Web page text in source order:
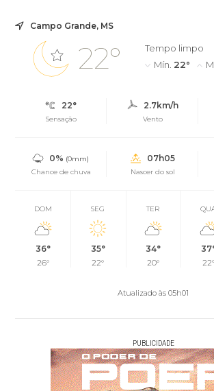
Campo Grande, MS
22°
Tempo limpo
Mín. 22°
22°
Sensação
2.7km/h
Vento
0% (0mm)
Chance de chuva
07h05
Nascer do sol
DOM
36°
26°
SEG
35°
22°
TER
34°
20°
22°
Atualizado às 05h01
PUBLICIDADE